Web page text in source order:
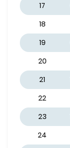
17
18
19
20
21
22
23
24